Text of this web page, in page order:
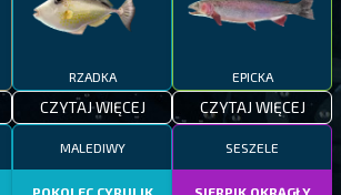
RZADKA
CZYTAJ WIĘCEJ
EPICKA
CZYTAJ WIĘCEJ
MALEDIWY
POKOLEC CYRULIK
SESZELE
SIERPIK OKRĄGŁY